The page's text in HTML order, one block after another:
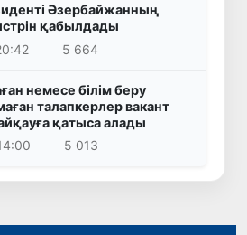
Әзербайжанның
қабылдады
5 664
немесе білім беру
талапкерлер вакант
қатыса алады
5 013